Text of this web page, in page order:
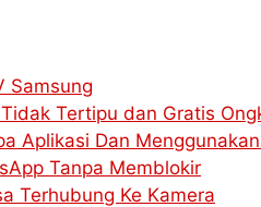
Samsung
Tertipu dan Gratis
Aplikasi Dan
Tanpa Memblokir
Terhubung Ke Kamera